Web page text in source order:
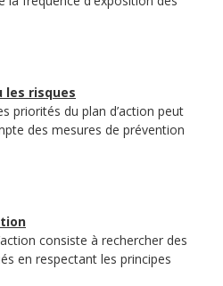
les risques
priorités du plan d’action peut
des mesures de prévention
consiste à rechercher des
en respectant les principes